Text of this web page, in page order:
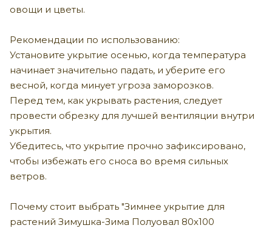
овощи и цветы.
Рекомендации по использованию:
Установите укрытие осенью, когда температура
начинает значительно падать, и уберите его
весной, когда минует угроза заморозков.
Перед тем, как укрывать растения, следует
провести обрезку для лучшей вентиляции внутри
укрытия.
Убедитесь, что укрытие прочно зафиксировано,
чтобы избежать его сноса во время сильных
ветров.
Почему стоит выбрать "Зимнее укрытие для
растений Зимушка-Зима Полуовал 80х100